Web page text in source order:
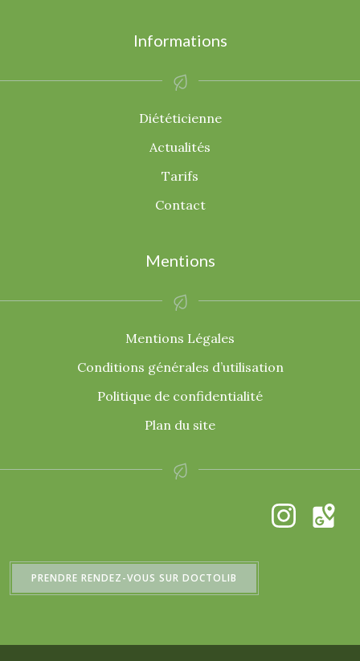
Informations
Diététicienne
Actualités
Tarifs
Contact
Mentions
Mentions Légales
Conditions générales d’utilisation
Politique de confidentialité
Plan du site
PRENDRE RENDEZ-VOUS SUR DOCTOLIB